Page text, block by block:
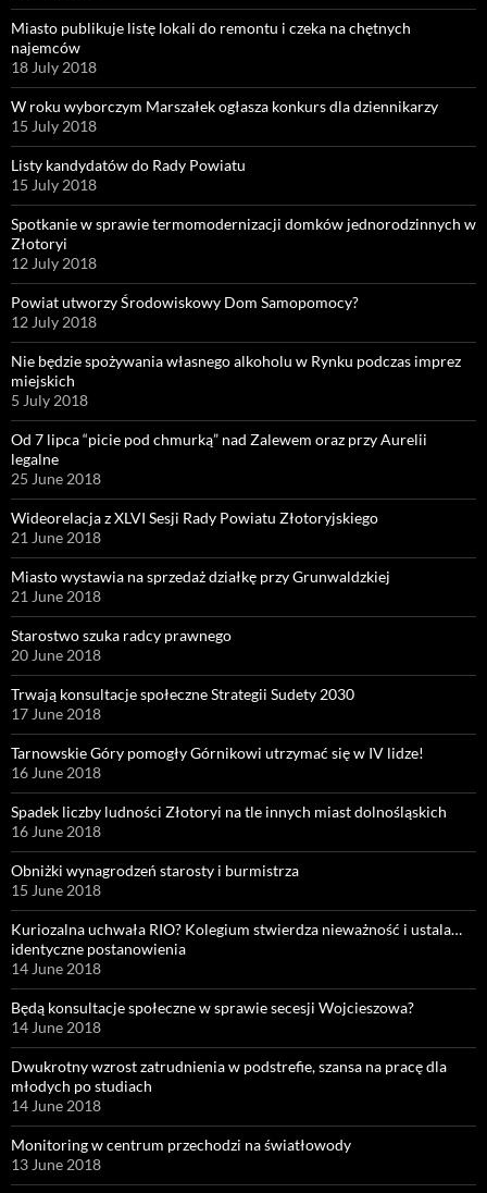
Miasto publikuje listę lokali do remontu i czeka na chętnych
najemców
18 July 2018
W roku wyborczym Marszałek ogłasza konkurs dla dziennikarzy
15 July 2018
Listy kandydatów do Rady Powiatu
15 July 2018
Spotkanie w sprawie termomodernizacji domków jednorodzinnych w
Złotoryi
12 July 2018
Powiat utworzy Środowiskowy Dom Samopomocy?
12 July 2018
Nie będzie spożywania własnego alkoholu w Rynku podczas imprez
miejskich
5 July 2018
Od 7 lipca “picie pod chmurką” nad Zalewem oraz przy Aurelii
legalne
25 June 2018
Wideorelacja z XLVI Sesji Rady Powiatu Złotoryjskiego
21 June 2018
Miasto wystawia na sprzedaż działkę przy Grunwaldzkiej
21 June 2018
Starostwo szuka radcy prawnego
20 June 2018
Trwają konsultacje społeczne Strategii Sudety 2030
17 June 2018
Tarnowskie Góry pomogły Górnikowi utrzymać się w IV lidze!
16 June 2018
Spadek liczby ludności Złotoryi na tle innych miast dolnośląskich
16 June 2018
Obniżki wynagrodzeń starosty i burmistrza
15 June 2018
Kuriozalna uchwała RIO? Kolegium stwierdza nieważność i ustala…
identyczne postanowienia
14 June 2018
Będą konsultacje społeczne w sprawie secesji Wojcieszowa?
14 June 2018
Dwukrotny wzrost zatrudnienia w podstrefie, szansa na pracę dla
młodych po studiach
14 June 2018
Monitoring w centrum przechodzi na światłowody
13 June 2018